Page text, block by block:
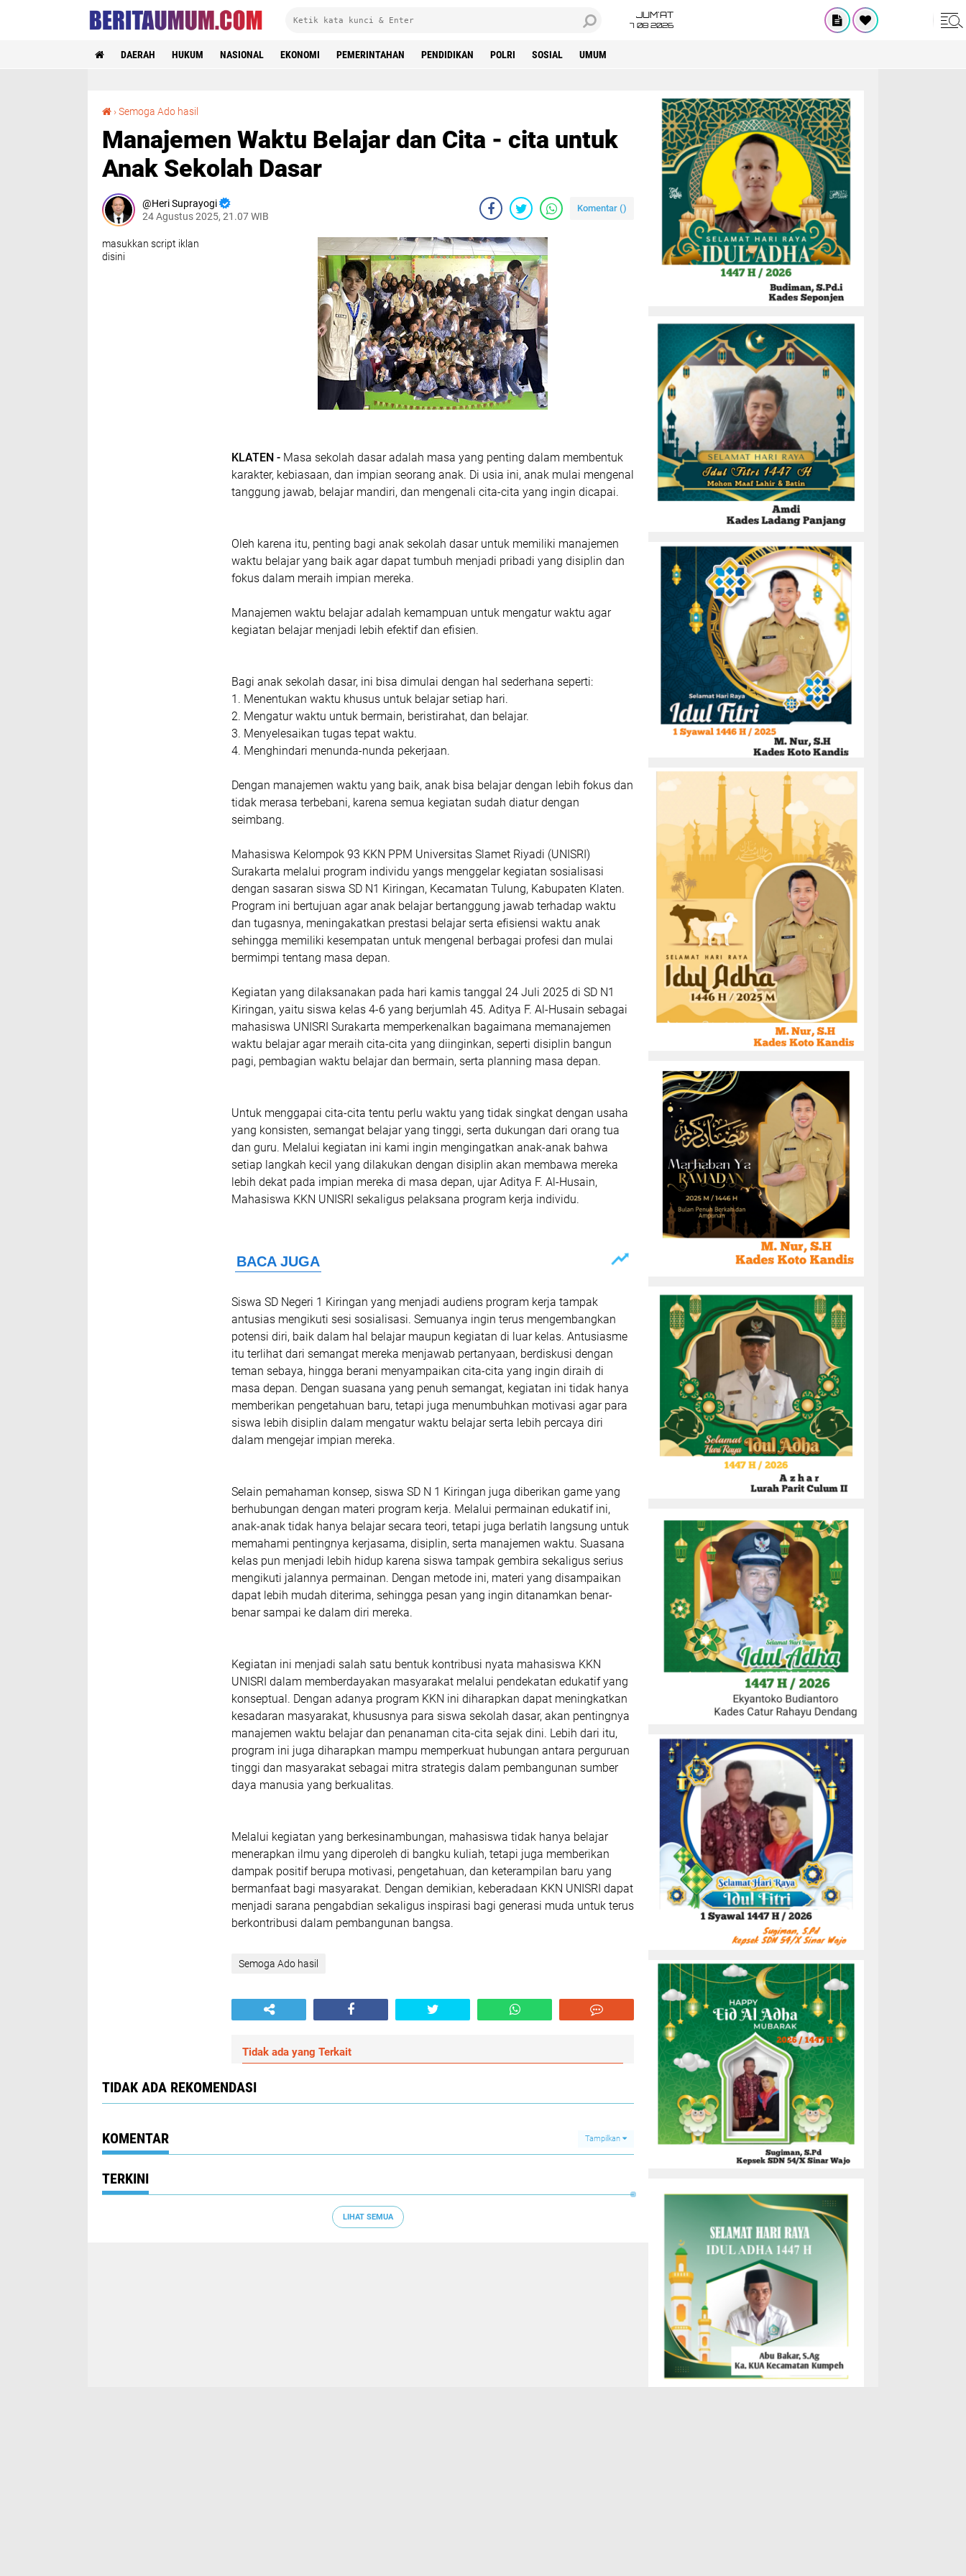
JUM'AT
7 08 2026
DAERAH HUKUM NASIONAL EKONOMI PEMERINTAHAN PENDIDIKAN POLRI SOSIAL UMUM
›Semoga Ado hasil
Manajemen Waktu Belajar dan Cita - cita untuk
Anak Sekolah Dasar
Heri Suprayogi
24 Agustus 2025, 21.07 WIB
Komentar ()
masukkan script iklan
disini
KLATEN - Masa sekolah dasar adalah masa yang penting dalam membentuk
karakter, kebiasaan, dan impian seorang anak. Di usia ini, anak mulai mengenal
tanggung jawab, belajar mandiri, dan mengenali cita-cita yang ingin dicapai.
Oleh karena itu, penting bagi anak sekolah dasar untuk memiliki manajemen
waktu belajar yang baik agar dapat tumbuh menjadi pribadi yang disiplin dan
fokus dalam meraih impian mereka.
Manajemen waktu belajar adalah kemampuan untuk mengatur waktu agar
kegiatan belajar menjadi lebih efektif dan efisien.
Bagi anak sekolah dasar, ini bisa dimulai dengan hal sederhana seperti:
1. Menentukan waktu khusus untuk belajar setiap hari.
2. ⁠Mengatur waktu untuk bermain, beristirahat, dan belajar.
3. ⁠Menyelesaikan tugas tepat waktu.
4. ⁠Menghindari menunda-nunda pekerjaan.
Dengan manajemen waktu yang baik, anak bisa belajar dengan lebih fokus dan
tidak merasa terbebani, karena semua kegiatan sudah diatur dengan
seimbang.
Mahasiswa Kelompok 93 KKN PPM Universitas Slamet Riyadi (UNISRI)
Surakarta melalui program individu yangs menggelar kegiatan sosialisasi
dengan sasaran siswa SD N1 Kiringan, Kecamatan Tulung, Kabupaten Klaten.
Program ini bertujuan agar anak belajar bertanggung jawab terhadap waktu
dan tugasnya, meningakatkan prestasi belajar serta efisiensi waktu anak
sehingga memiliki kesempatan untuk mengenal berbagai profesi dan mulai
bermimpi tentang masa depan.
Kegiatan yang dilaksanakan pada hari kamis tanggal 24 Juli 2025 di SD N1
Kiringan, yaitu siswa kelas 4-6 yang berjumlah 45. Aditya F. Al-Husain sebagai
mahasiswa UNISRI Surakarta memperkenalkan bagaimana memanajemen
waktu belajar agar meraih cita-cita yang diinginkan, seperti disiplin bangun
pagi, pembagian waktu belajar dan bermain, serta planning masa depan.
Untuk menggapai cita-cita tentu perlu waktu yang tidak singkat dengan usaha
yang konsisten, semangat belajar yang tinggi, serta dukungan dari orang tua
dan guru. Melalui kegiatan ini kami ingin mengingatkan anak-anak bahwa
setiap langkah kecil yang dilakukan dengan disiplin akan membawa mereka
lebih dekat pada impian mereka di masa depan, ujar Aditya F. Al-Husain,
Mahasiswa KKN UNISRI sekaligus pelaksana program kerja individu.
Siswa SD Negeri 1 Kiringan yang menjadi audiens program kerja tampak
antusias mengikuti sesi sosialisasi. Semuanya ingin terus mengembangkan
potensi diri, baik dalam hal belajar maupun kegiatan di luar kelas. Antusiasme
itu terlihat dari semangat mereka menjawab pertanyaan, berdiskusi dengan
teman sebaya, hingga berani menyampaikan cita-cita yang ingin diraih di
masa depan. Dengan suasana yang penuh semangat, kegiatan ini tidak hanya
memberikan pengetahuan baru, tetapi juga menumbuhkan motivasi agar para
siswa lebih disiplin dalam mengatur waktu belajar serta lebih percaya diri
dalam mengejar impian mereka.
Selain pemahaman konsep, siswa SD N 1 Kiringan juga diberikan game yang
berhubungan dengan materi program kerja. Melalui permainan edukatif ini,
anak-anak tidak hanya belajar secara teori, tetapi juga berlatih langsung untuk
memahami pentingnya kerjasama, disiplin, serta manajemen waktu. Suasana
kelas pun menjadi lebih hidup karena siswa tampak gembira sekaligus serius
mengikuti jalannya permainan. Dengan metode ini, materi yang disampaikan
dapat lebih mudah diterima, sehingga pesan yang ingin ditanamkan benar-
benar sampai ke dalam diri mereka.
Kegiatan ini menjadi salah satu bentuk kontribusi nyata mahasiswa KKN
UNISRI dalam memberdayakan masyarakat melalui pendekatan edukatif yang
konseptual. Dengan adanya program KKN ini diharapkan dapat meningkatkan
kesadaran masyarakat, khususnya para siswa sekolah dasar, akan pentingnya
manajemen waktu belajar dan penanaman cita-cita sejak dini. Lebih dari itu,
program ini juga diharapkan mampu memperkuat hubungan antara perguruan
tinggi dan masyarakat sebagai mitra strategis dalam pembangunan sumber
daya manusia yang berkualitas.
Melalui kegiatan yang berkesinambungan, mahasiswa tidak hanya belajar
menerapkan ilmu yang diperoleh di bangku kuliah, tetapi juga memberikan
dampak positif berupa motivasi, pengetahuan, dan keterampilan baru yang
bermanfaat bagi masyarakat. Dengan demikian, keberadaan KKN UNISRI dapat
menjadi sarana pengabdian sekaligus inspirasi bagi generasi muda untuk terus
berkontribusi dalam pembangunan bangsa.
Semoga Ado hasil
Tidak ada yang Terkait
TIDAK ADA REKOMENDASI
KOMENTAR Tampilkan
TERKINI
LIHAT SEMUA